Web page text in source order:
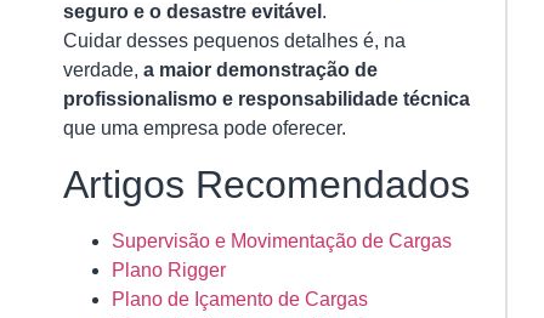
seguro e o desastre evitável .
Cuidar desses pequenos detalhes é, na
verdade,a maior demonstração de
profissionalismo e responsabilidade técnica
que uma empresa pode oferecer.
Artigos Recomendados
Supervisão e Movimentação de Cargas
Plano Rigger
Plano de Içamento de Cargas